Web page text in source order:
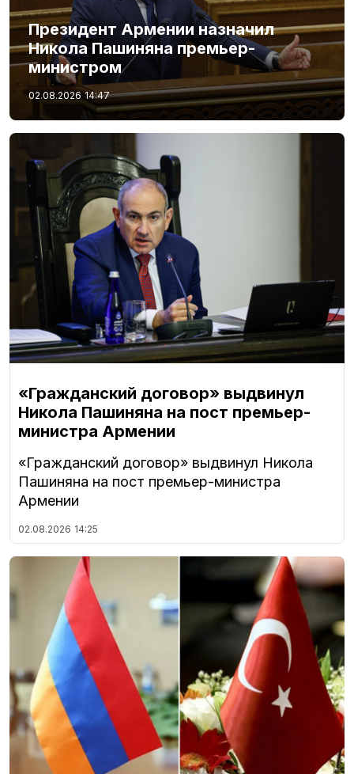
Президент Армении назначил
Никола Пашиняна премьер-
министром
02.08.2026 14:47
«Гражданский договор» выдвинул
Никола Пашиняна на пост премьер-
министра Армении
«Гражданский договор» выдвинул Никола
Пашиняна на пост премьер-министра
Армении
02.08.2026 14:25